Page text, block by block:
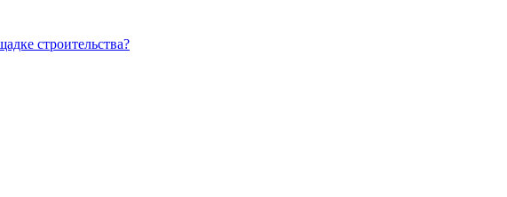
строительства?